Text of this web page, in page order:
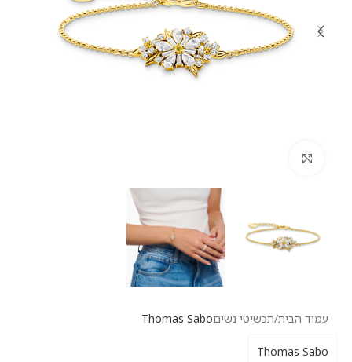
עמוד הבית/תכשיטי נשיםThomas Sabo
Thomas Sabo